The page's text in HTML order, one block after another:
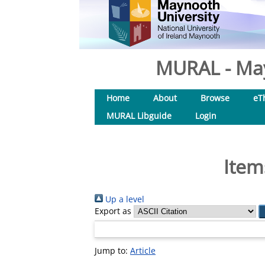
MURAL -
Home About Browse
MURAL Libguide
Login
Up a level
Export as
Jump to: Article